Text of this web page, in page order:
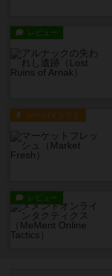
レビュー
ルール/インスト
レビュー